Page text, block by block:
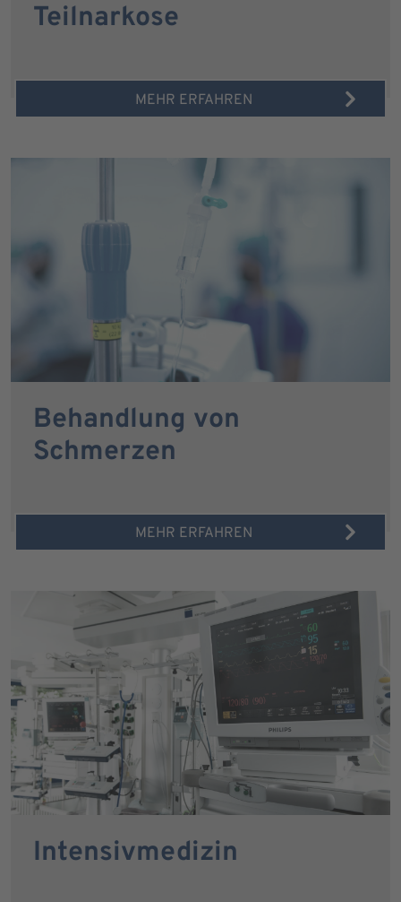
Teilnarkose
MEHR ERFAHREN
Behandlung von
Schmerzen
MEHR ERFAHREN
Intensivmedizin